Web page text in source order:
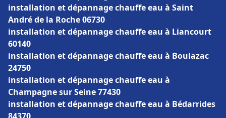
installation et dépannage chauffe eau à Saint
André de la Roche 06730
installation et dépannage chauffe eau à Liancourt
60140
installation et dépannage chauffe eau à Boulazac
24750
installation et dépannage chauffe eau à
Champagne sur Seine 77430
installation et dépannage chauffe eau à Bédarrides